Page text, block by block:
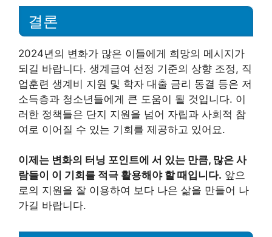
결론
2024년의 변화가 많은 이들에게 희망의 메시지가
되길 바랍니다. 생계급여 선정 기준의 상향 조정, 직
업훈련 생계비 지원 및 학자 대출 금리 동결 등은 저
소득층과 청소년들에게 큰 도움이 될 것입니다. 이
러한 정책들은 단지 지원을 넘어 자립과 사회적 참
여로 이어질 수 있는 기회를 제공하고 있어요.
이제는 변화의 터닝 포인트에 서 있는 만큼, 많은 사
람들이 이 기회를 적극 활용해야 할 때입니다. 앞으
로의 지원을 잘 이용하여 보다 나은 삶을 만들어 나
가길 바랍니다.